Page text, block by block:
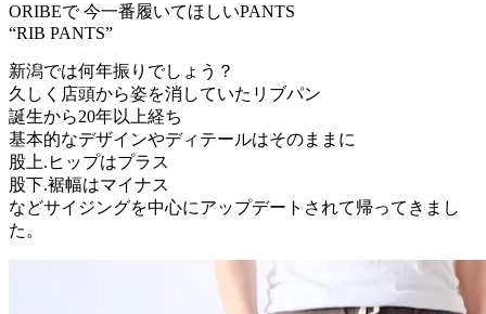
ORIBEで 今一番履いてほしいPANTS
“RIB PANTS”
新潟では何年振りでしょう？
久しく店頭から姿を消していたリブパン
誕生から20年以上経ち
基本的なデザインやディテールはそのままに
股上.ヒップはプラス
股下.裾幅はマイナス
などサイジングを中心にアップデートされて帰ってきまし
た。